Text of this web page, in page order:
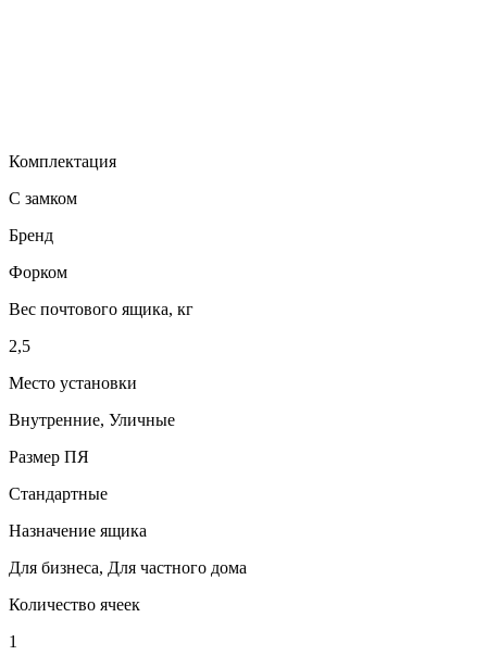
Комплектация
С замком
Бренд
Форком
Вес почтового ящика, кг
2,5
Место установки
Внутренние, Уличные
Размер ПЯ
Стандартные
Назначение ящика
Для бизнеса, Для частного дома
Количество ячеек
1